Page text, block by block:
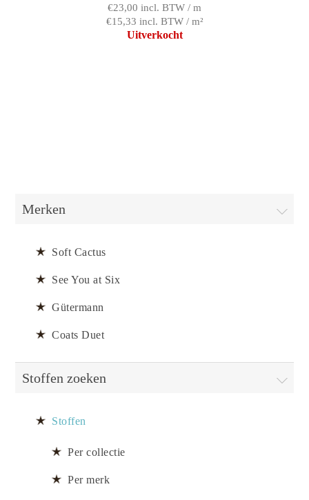
€23,00 incl. BTW / m
€15,33 incl. BTW / m²
Uitverkocht
Merken
Soft Cactus
See You at Six
Gütermann
Coats Duet
Stoffen zoeken
Stoffen
Per collectie
Per merk